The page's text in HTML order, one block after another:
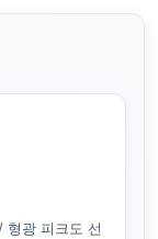
형광 피크도 선